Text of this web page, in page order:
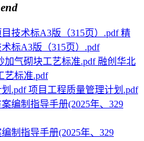
精
标A3版（315页）.pdf
融创华北
艺标准.pdf
项目工程质量管理计划.pdf
制指导手册(2025年、329